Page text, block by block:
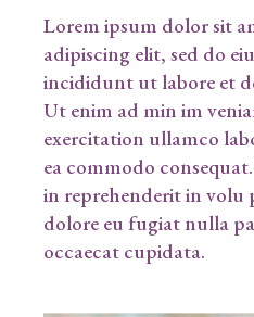
Lorem ipsum dolor sit
adipiscing elit, sed do
incididunt ut labore et
Ut enim ad min im
exercitation ullamco
ea commodo
in reprehenderit in volu
dolore eu fugiat nulla
occaecat cupidata.